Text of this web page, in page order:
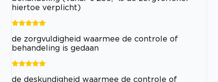
hiertoe verplicht)
de zorgvuldigheid waarmee de controle of
behandeling is gedaan
de deskundigheid waarmee de controle of